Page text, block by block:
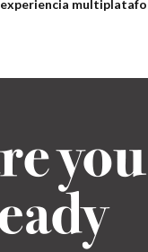
experiencia